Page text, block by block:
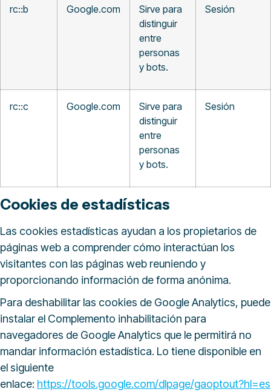
rc::b Google.com
Sirve para
distinguir
entre
personas
y bots.
Sesión
rc::c Google.com
Sirve para
distinguir
entre
personas
y bots.
Sesión
Cookies de estadísticas
Las cookies estadísticas ayudan a los propietarios de
páginas web a comprender cómo interactúan los
visitantes con las páginas web reuniendo y
proporcionando información de forma anónima.
Para deshabilitar las cookies de Google Analytics, puede
instalar el Complemento inhabilitación para
navegadores de Google Analytics que le permitirá no
mandar información estadística. Lo tiene disponible en
el siguiente
enlace: https://tools.google.com/dlpage/gaoptout?hl=es